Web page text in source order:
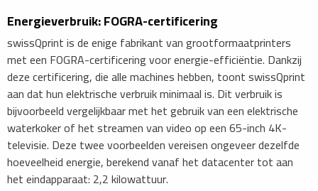
Energieverbruik: FOGRA-certificering
swissQprint is de enige fabrikant van grootformaatprinters
met een FOGRA-certificering voor energie-efficiëntie. Dankzij
deze certificering, die alle machines hebben, toont swissQprint
aan dat hun elektrische verbruik minimaal is. Dit verbruik is
bijvoorbeeld vergelijkbaar met het gebruik van een elektrische
waterkoker of het streamen van video op een 65-inch 4K-
televisie. Deze twee voorbeelden vereisen ongeveer dezelfde
hoeveelheid energie, berekend vanaf het datacenter tot aan
het eindapparaat: 2,2 kilowattuur.